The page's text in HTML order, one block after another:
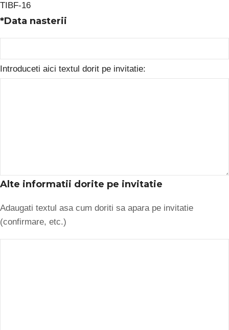
TIBF-16
*Data nasterii
Introduceti aici textul dorit pe invitatie:
Alte informatii dorite pe invitatie
Adaugati textul asa cum doriti sa apara pe invitatie
(confirmare, etc.)